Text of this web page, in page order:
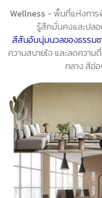
Wellness - พื้นที่แห่งการ
รู้สึกมั่นคงและปล
สีสันอันนุ่มนวลของธรรม
ความสบายใจ และลดความ
กลาง สีอ่